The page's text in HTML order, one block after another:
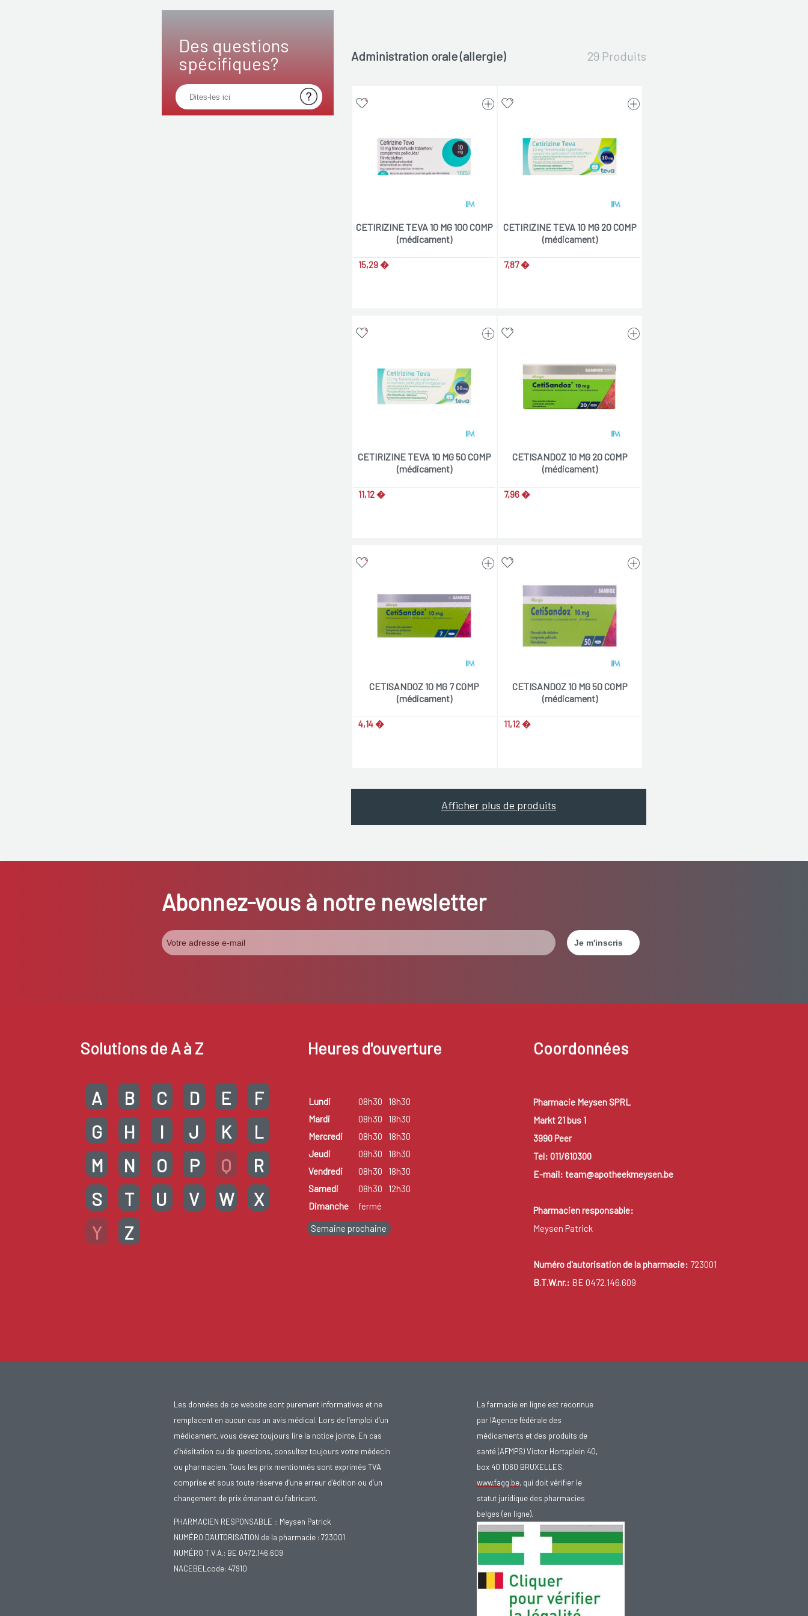
Des questions
spécifiques?
Administration orale (allergie) 29 Produits
CETIRIZINE TEVA 10 MG 100 COMP
(médicament)
15,29 �
CETIRIZINE TEVA 10 MG 20 COMP
(médicament)
7,87 �
CETIRIZINE TEVA 10 MG 50 COMP
(médicament)
11,12 �
CETISANDOZ 10 MG 20 COMP
(médicament)
7,96 �
CETISANDOZ 10 MG 7 COMP
(médicament)
4,14 �
CETISANDOZ 10 MG 50 COMP
(médicament)
11,12 �
Afficher plus de produits
Abonnez-vous à notre newsletter
Solutions de A à Z
A B C D E
F
G
H I J K
L
M
N O P Q
R
S
T U V W
X
Y
Z
Heures d'ouverture
Lundi 08h30
18h30
Mardi
08h30
18h30
Mercredi
08h30
18h30
Jeudi
08h30
18h30
Vendredi
08h30
18h30
Samedi
08h30
12h30
Dimanche
fermé
Semaine prochaine
Coordonnées
Pharmacie Meysen SPRL
Markt 21 bus 1
3990 Peer
Tel: 011/610300
E-mail: team@apotheekmeysen.be
Pharmacien responsable:
Meysen Patrick
Numéro d'autorisation de la pharmacie: 723001
B.T.W.nr.: BE 0472.146.609
Les données de ce website sont purement informatives et ne
remplacent en aucun cas un avis médical. Lors de l’emploi d’un
médicament, vous devez toujours lire la notice jointe. En cas
d’hésitation ou de questions, consultez toujours votre médecin
ou pharmacien. Tous les prix mentionnés sont exprimés TVA
comprise et sous toute réserve d’une erreur d’édition ou d’un
changement de prix émanant du fabricant.
PHARMACIEN RESPONSABLE :: Meysen Patrick
NUMÉRO D'AUTORISATION de la pharmacie : 723001
NUMÉRO T.V.A.: BE 0472.146.609
NACEBELcode: 47910
La farmacie en ligne est reconnue
par l'Agence fédérale des
médicaments et des produits de
santé (AFMPS) Victor Hortaplein 40,
box 40 1060 BRUXELLES,
www.fagg.be, qui doit vérifier le
statut juridique des pharmacies
belges (en ligne).